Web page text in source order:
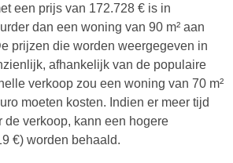
een prijs van 172.728 € is in
dan een woning van 90 m² aan
prijzen die worden weergegeven in
afhankelijk van de populaire
verkoop zou een woning van 70 m²
moeten kosten. Indien er meer tijd
de verkoop, kann een hogere
€) worden behaald.